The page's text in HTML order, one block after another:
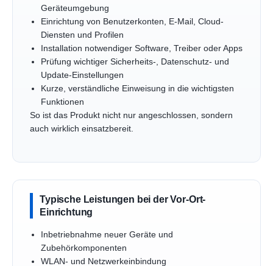
Geräteumgebung
Einrichtung von Benutzerkonten, E-Mail, Cloud-
Diensten und Profilen
Installation notwendiger Software, Treiber oder Apps
Prüfung wichtiger Sicherheits-, Datenschutz- und
Update-Einstellungen
Kurze, verständliche Einweisung in die wichtigsten
Funktionen
So ist das Produkt nicht nur angeschlossen, sondern
auch wirklich einsatzbereit.
Typische Leistungen bei der Vor-Ort-
Einrichtung
Inbetriebnahme neuer Geräte und
Zubehörkomponenten
WLAN- und Netzwerkeinbindung